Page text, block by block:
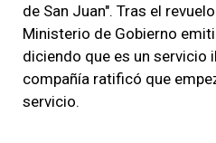
de San Juan". Tras el
Ministerio de Gobierno
diciendo que es un servicio
compañía ratificó que
servicio.